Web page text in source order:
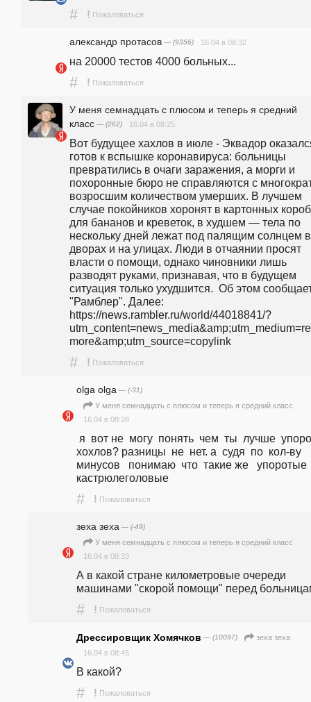
# ! Пожаловаться
александр протасов — (9356) 16.04 в 08:32
на 20000 тестов 4000 больных...
# ! Пожаловаться
У меня семнадцать с плюсом и теперь я средний
класс — (262) 16.04 в 08:25
Вот будущее хахлов в июле - Эквадор
готов к вспышке коронавируса: больницы
превратились в очаги заражения, а морги и
похоронные бюро не справляются с
возросшим количеством умерших. В лучшем
случае покойников хоронят в картонных
для бананов и креветок, в худшем — тела по
нескольку дней лежат под палящим солнцем
дворах и на улицах. Люди в отчаянии просят
власти о помощи, однако чиновники лишь
разводят руками, признавая, что в будущем
ситуация только ухудшится.  Об этом
"Рамблер". Далее:
https://news.rambler.ru/world/44018841/?
more&amp;utm_source=copylink
# ! Пожаловаться
olga olga — (-31)
У меня семнадцать с плюсом и теперь я средний класс
16.04 в 08:28
хохлов? разницы  не  нет. а  судя  по  кол-ву
минусов   понимаю  что  такие же   упоротые
кастрюлеголовые
# ! Пожаловаться
зеха зеха — (-49)
У меня семнадцать с плюсом и теперь я средний класс
16.04 в 08:33
А в какой стране километровые очереди
машинами "скорой помощи" перед
# ! Пожаловаться
Дрессировщик Хомячков — (10097)
зеха зеха
16.04 в 08:45
В какой?
# ! Пожаловаться